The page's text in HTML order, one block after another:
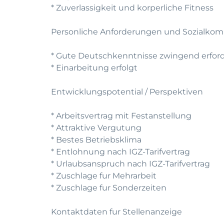
* Zuverlassigkeit und korperliche Fitness
Personliche Anforderungen und
* Gute Deutschkenntnisse zwingend
* Einarbeitung erfolgt
Entwicklungspotential / Perspektiven
* Arbeitsvertrag mit Festanstellung
* Attraktive Vergutung
* Bestes Betriebsklima
* Entlohnung nach IGZ-Tarifvertrag
* Urlaubsanspruch nach IGZ-Tarifvertrag
* Zuschlage fur Mehrarbeit
* Zuschlage fur Sonderzeiten
Kontaktdaten fur Stellenanzeige